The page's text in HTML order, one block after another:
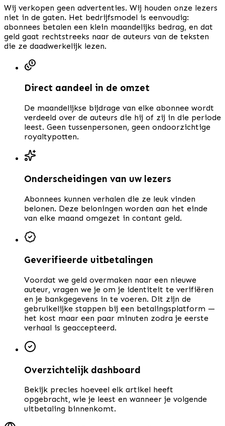
Wij verkopen geen advertenties. Wij houden onze lezers
niet in de gaten. Het bedrijfsmodel is eenvoudig:
abonnees betalen een klein maandelijks bedrag, en dat
geld gaat rechtstreeks naar de auteurs van de teksten
die ze daadwerkelijk lezen.
Direct aandeel in de omzet
De maandelijkse bijdrage van elke abonnee wordt
verdeeld over de auteurs die hij of zij in die periode
leest. Geen tussenpersonen, geen ondoorzichtige
royaltypotten.
Onderscheidingen van uw lezers
Abonnees kunnen verhalen die ze leuk vinden
belonen. Deze beloningen worden aan het einde
van elke maand omgezet in contant geld.
Geverifieerde uitbetalingen
Voordat we geld overmaken naar een nieuwe
auteur, vragen we je om je identiteit te verifiëren
en je bankgegevens in te voeren. Dit zijn de
gebruikelijke stappen bij een betalingsplatform —
het kost maar een paar minuten zodra je eerste
verhaal is geaccepteerd.
Overzichtelijk dashboard
Bekijk precies hoeveel elk artikel heeft
opgebracht, wie je leest en wanneer je volgende
uitbetaling binnenkomt.